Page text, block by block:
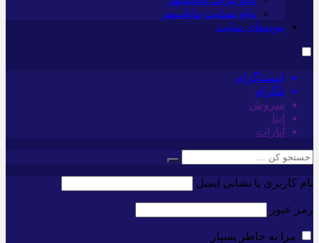
پیام تسلیت ماناسپهر
پیوندهای سایت
اینستاگرام
تلگرام
سروش
ایتا
آپارات
نام کاربری یا نشانی ایمیل
رمز عبور
مرا به خاطر بسپار